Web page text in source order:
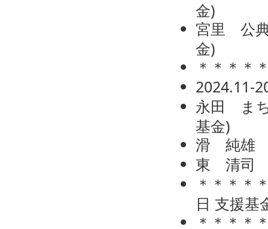
金)
宮里 公
金)
＊＊＊＊
2024.11-
永田 ま
基金)
滑 純雄
東 清司
＊＊＊＊
日 支援基
＊＊＊＊